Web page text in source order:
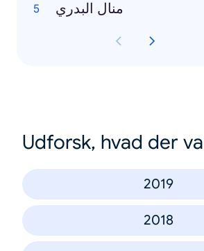
منال البدري
Udforsk, hvad der
2019
2018